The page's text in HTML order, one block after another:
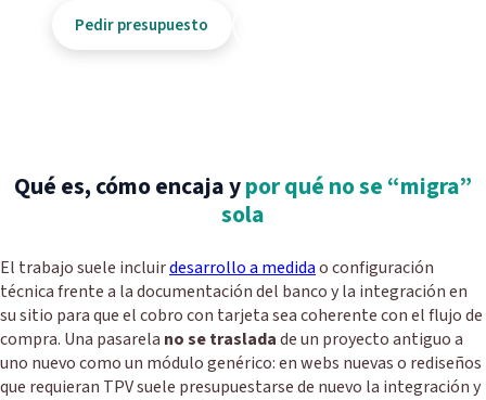
Infografías
Papelería
Folletos
Merchandising
SEO local
Auditoría SEO
Link building
Posicionamiento SEM
Android
Smart TV
Vender aplicaciones
Sistema de geolocalización
Apps para abogados
Recuperación de dominios
Hosting SEO
Hosting Profesional Linux
Hosting Profesional Windows
Pedir presupuesto
Qué es, cómo encaja ypor qué no se “migra”
sola
El trabajo suele incluirdesarrollo a medidao configuración
técnica frente a la documentación del banco y la integración en
su sitio para que el cobro con tarjeta sea coherente con el flujo de
compra. Una pasarela no se trasladade un proyecto antiguo a
uno nuevo como un módulo genérico: en webs nuevas o rediseños
que requieran TPV suele presupuestarse de nuevo la integración y